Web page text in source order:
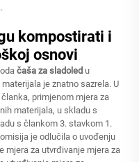
kompostirati i
osnovi
čaša za sladoled u
je znatno sazrela. U
primjenom mjera za
materijala, u skladu s
s člankom 3. stavkom 1.
je odlučila o uvođenju
mjera za utvrđivanje mjera za